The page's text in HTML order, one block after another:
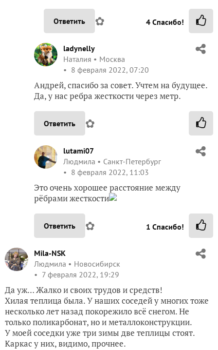
Ответить ✿ 4 Спасибо!
ladynelly
Наталия
Москва
8 февраля 2022, 07:20
Андрей, спасибо за совет. Учтем на будущее.
Да, у нас ребра жесткости через метр.
Ответить ✿
lutami07
Людмила
Санкт-Петербург
8 февраля 2022, 11:03
Это очень хорошее расстояние между
рёбрами жесткости
Ответить ✿ 1 Спасибо!
Mila-NSK
Людмила
Новосибирск
7 февраля 2022, 19:29
Да уж… Жалко и своих трудов и средств!
Хилая теплица была. У наших соседей у многих тоже
несколько лет назад покорежило всё снегом. Не
только поликарбонат, но и металлоконструкции.
У моей соседки уже три зимы две теплицы стоят.
Каркас у них, видимо, прочнее.